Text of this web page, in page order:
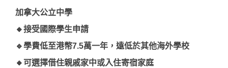
加拿大公立中學
🔸接受國際學生申請
🔹學費低至港幣7.5萬一年，遠低於其他海外學校
🔸可選擇借住親戚家中或入住寄宿家庭